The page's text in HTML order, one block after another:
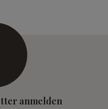
anmelden